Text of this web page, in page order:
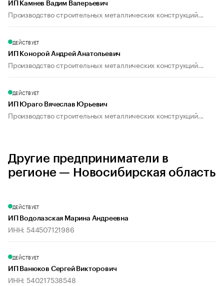
ИП Камнев Вадим Валерьевич
Производство строительных металлических конструкций...
ДЕЙСТВУЕТ
ИП Конорой Андрей Анатольевич
Производство строительных металлических конструкций...
ДЕЙСТВУЕТ
ИП Юраго Вячеслав Юрьевич
Производство строительных металлических конструкций...
Другие предприниматели в
регионе — Новосибирская область
ДЕЙСТВУЕТ
ИП Водолазская Марина Андреевна
ИНН: 544507121986
ДЕЙСТВУЕТ
ИП Ванюков Сергей Викторович
ИНН: 540217538548